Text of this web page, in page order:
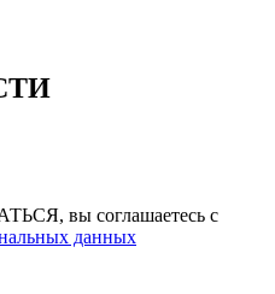
вы соглашаетесь с
данных